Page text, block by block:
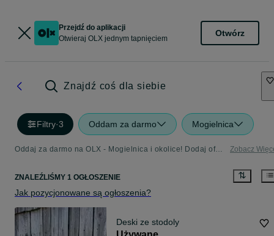
Przejdź do aplikacji
Otwieraj OLX jednym tapnięciem
Otwórz
Znajdź coś dla siebie
Filtry·3 Oddam za darmo Mogielnica
Oddaj za darmo na OLX - Mogielnica i okolice! Dodaj ofertę w kategorii Oddam za Darmo Zobacz
ZNALEŹLIŚMY 1 OGŁOSZENIE
Jak pozycjonowane są ogłoszenia?
Deski ze stodoly